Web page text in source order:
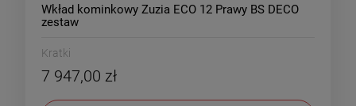
Wkład kominkowy Zuzia ECO 12 Prawy BS DECO
zestaw
Kratki
7 947,00 zł